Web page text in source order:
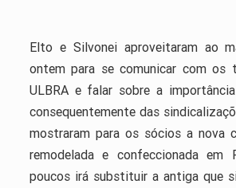
Elto e Silvonei aproveitaram ao
ontem para se comunicar com os
ULBRA e falar sobre a
consequentemente das
mostraram para os sócios a nova
remodelada e confeccionada em
poucos irá substituir a antiga que